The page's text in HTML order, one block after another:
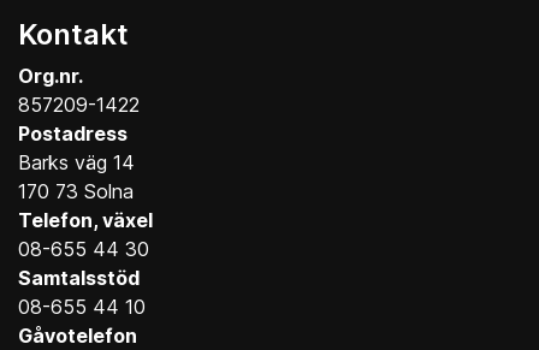
Kontakt
Org.nr.
857209-1422
Postadress
Barks väg 14
170 73 Solna
Telefon, växel
08-655 44 30
Samtalsstöd
08-655 44 10
Gåvotelefon